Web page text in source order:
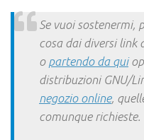
Se vuoi
cosa dai diversi link
o partendo da qui
distribuzioni GNU/
negozio online,
comunque richieste.